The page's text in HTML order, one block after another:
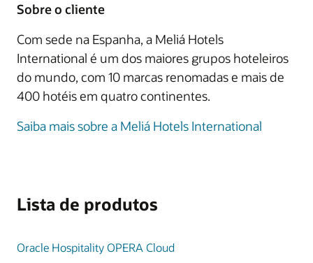
Sobre o cliente
Com sede na Espanha, a Meliá Hotels
International é um dos maiores grupos hoteleiros
do mundo, com 10 marcas renomadas e mais de
400 hotéis em quatro continentes.
Saiba mais sobre a Meliá Hotels International
Lista de produtos
Oracle Hospitality OPERA Cloud